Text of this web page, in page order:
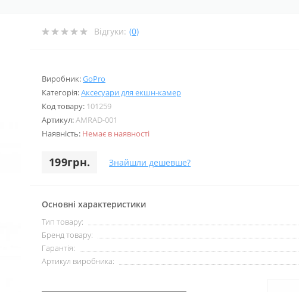
Відгуки: (0)
Виробник:GoPro
Категорія:Аксесуари для екшн-камер
Код товару: 101259
Артикул:AMRAD-001
Наявність: Немає в наявності
199грн. Знайшли дешевше?
Основні характеристики
Тип товару:
Бренд товару:
Гарантія:
Артикул виробника: